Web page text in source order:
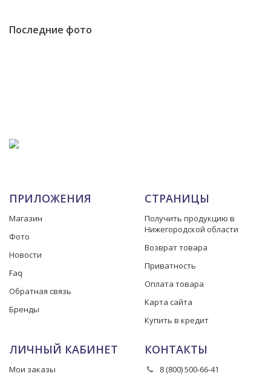
Последние фото
ПРИЛОЖЕНИЯ
Магазин
Фото
Новости
Faq
Обратная связь
Бренды
СТРАНИЦЫ
Получить продукцию в
Нижегородской области
Возврат товара
Приватность
Оплата товара
Карта сайта
Купить в кредит
ЛИЧНЫЙ КАБИНЕТ
Мои заказы
КОНТАКТЫ
8 (800) 500-66-41